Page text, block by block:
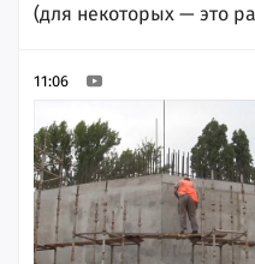
(для некоторых — это
11:06